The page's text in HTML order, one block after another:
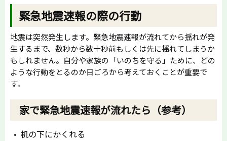
緊急地震速報の際の行動
地震は突然発生します。緊急地震速報が流れてから揺れが発
生するまで、数秒から数十秒前もしくは先に揺れてしまうか
もしれません。自分や家族の「いのちを守る」ために、どの
ような行動をとるのか日ごろから考えておくことが重要で
す。
家で緊急地震速報が流れたら（参考）
机の下にかくれる